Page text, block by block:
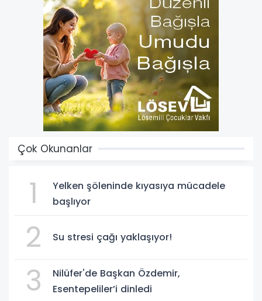
Çok Okunanlar
1
Yelken şöleninde kıyasıya mücadele
başlıyor
2 Su stresi çağı yaklaşıyor!
3
Nilüfer'de Başkan Özdemir,
Esentepeliler’i dinledi